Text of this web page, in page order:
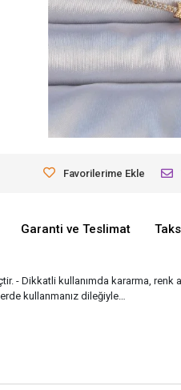
Favorilerime Ekle
Garanti ve Teslimat
- Dikkatli kullanımda kararma, renk
kullanmanız dileğiyle…